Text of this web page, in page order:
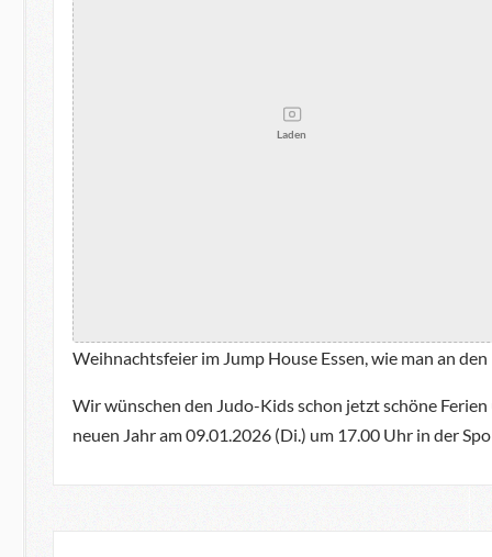
Laden
Weihnachtsfeier im Jump House Essen, wie man an
Wir wünschen den Judo-Kids schon jetzt schöne
neuen Jahr am 09.01.2026 (Di.) um 17.00 Uhr in der